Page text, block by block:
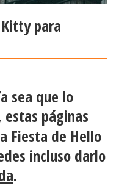
para
sea que lo
estas páginas
Fiesta de Hello
incluso darlo
.